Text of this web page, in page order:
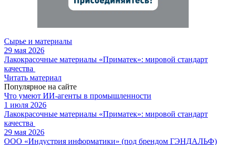
Сырье и материалы
29 мая 2026
Лакокрасочные материалы «Приматек»: мировой стандарт
качества
Читать материал
Популярное на сайте
Что умеют ИИ-агенты в промышленности
1 июля 2026
Лакокрасочные материалы «Приматек»: мировой стандарт
качества
29 мая 2026
ООО «Индустрия информатики» (под брендом ГЭНДАЛЬФ)